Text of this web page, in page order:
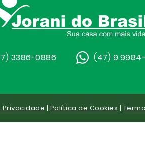
3386-0886 (47)
Privacidade | Política de Cookies |